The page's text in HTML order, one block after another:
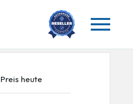
Preis heute